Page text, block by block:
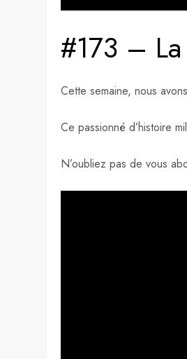
#173 –
Cette semaine, nous
Ce passionné d’histoire
N’oubliez pas de vous